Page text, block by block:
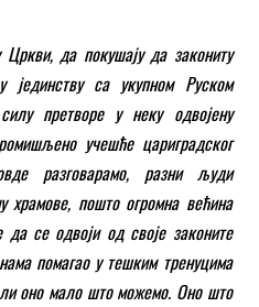
да покушају да закониту
са укупном Руском
претворе у неку одвојену
учешће цариградског
разговарамо, разни људи
храмове, пошто огромна већина
да се одвоји од своје законите
помагао у тешким тренуцима
оно мало што можемо. Оно што